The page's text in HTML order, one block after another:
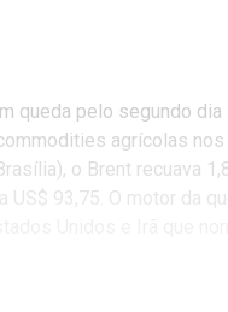
queda pelo segundo
agrícolas
o Brent recuava
US$ 93,75. O motor da